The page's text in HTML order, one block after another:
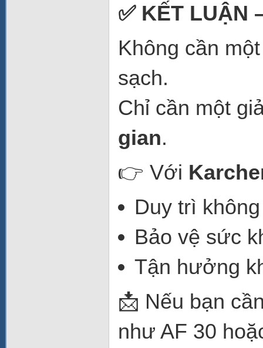
✅ KẾT LUẬN
Không cần
sạch.
Chỉ cần một
gian.
👉 Với
Duy trì
Bảo vệ sức
Tận hưởng
📩 Nếu bạn
như AF 30